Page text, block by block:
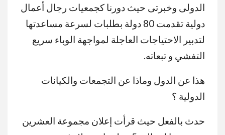
الدولى وخبرتى حيث دورنا كجمعيات رجال أعمال
دولية تقدمت 80 دولة بطلبات لسرعة مساعدتها
لتدبير الاحتياجات العاجلة لمواجهة الوباء سريع
التفشي و تبعاته.
هذا عن الدول وماذا عن التجمعات والكيانات
الدولية ؟
حدث بالفعل حيث قرأت إعلان مجموعة العشرين